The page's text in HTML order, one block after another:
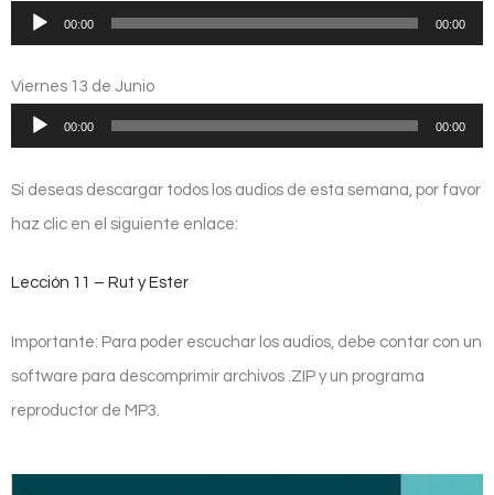
Reproductor
audio
00:00 00:00
Viernes 13 de Junio
Reproductor
audio
00:00 00:00
Si deseas descargar todos los audios de esta semana, por favor
haz clic en el siguiente enlace:
Lección 11 – Rut y Ester
Importante: Para poder escuchar los audios, debe contar con un
software para descomprimir archivos .ZIP y un programa
reproductor de MP3.